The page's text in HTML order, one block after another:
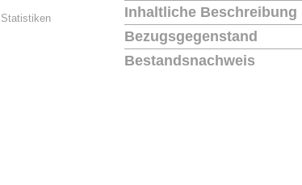
Statistiken
Inhaltliche Beschreibung
Bezugsgegenstand
Bestandsnachweis